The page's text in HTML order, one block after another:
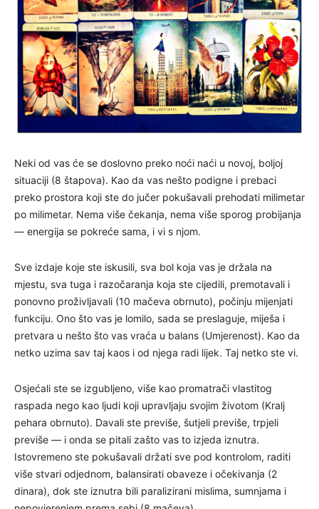
Neki od vas će se doslovno preko noći naći u novoj, boljoj
situaciji (8 štapova). Kao da vas nešto podigne i prebaci
preko prostora koji ste do jučer pokušavali prehodati milimetar
po milimetar. Nema više čekanja, nema više sporog probijanja
— energija se pokreće sama, i vi s njom.
Sve izdaje koje ste iskusili, sva bol koja vas je držala na
mjestu, sva tuga i razočaranja koja ste cijedili, premotavali i
ponovno proživljavali (10 mačeva obrnuto), počinju mijenjati
funkciju. Ono što vas je lomilo, sada se preslaguje, miješa i
pretvara u nešto što vas vraća u balans (Umjerenost). Kao da
netko uzima sav taj kaos i od njega radi lijek. Taj netko ste vi.
Osjećali ste se izgubljeno, više kao promatrači vlastitog
raspada nego kao ljudi koji upravljaju svojim životom (Kralj
pehara obrnuto). Davali ste previše, šutjeli previše, trpjeli
previše — i onda se pitali zašto vas to izjeda iznutra.
Istovremeno ste pokušavali držati sve pod kontrolom, raditi
više stvari odjednom, balansirati obaveze i očekivanja (2
dinara), dok ste iznutra bili paralizirani mislima, sumnjama i